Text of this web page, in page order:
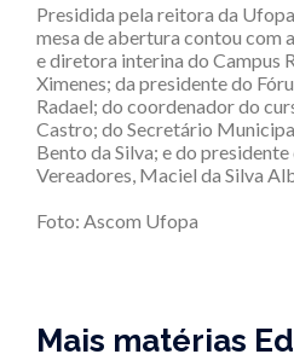
Presidida pela reitora da
mesa de abertura contou com
e diretora interina do Campus
Ximenes; da presidente do
Radael; do coordenador do
Castro; do Secretário
Bento da Silva; e do presidente
Vereadores, Maciel da Silva
Foto: Ascom Ufopa
Mais matérias